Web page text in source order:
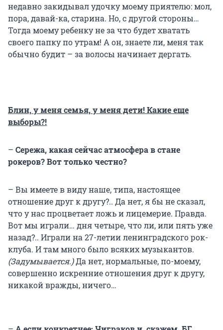
недавно закидывал удочку моему приятелю: мол,
пора, давай-ка, старина. Но, с другой стороны…
Тогда моему ребенку не за что будет хватать
своего папку по утрам! А он, знаете ли, меня так
обычно будит – за волосы начинает дергать.
Блин, у меня семья, у меня дети! Какие еще
выборы?!
– Сережа, какая сейчас атмосфера в стане
рокеров? Вот только честно?
– Вы имеете в виду наше, типа, настоящее
отношение друг к другу?.. Да нет, я бы не сказал,
что у нас процветает ложь и лицемерие. Правда.
Вот мы играли… дня четыре, что ли, или пять уже
назад?.. Играли на 27-летии ленинградского рок-
клуба. И там много было всяких музыкантов.
(Задумывается.)Да нет, нормальные, по-моему,
совершенно искренние отношения друг к другу,
никакой вражды, ничего…